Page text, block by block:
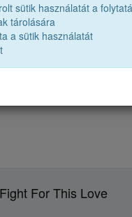
szívesen
For This Love
sütik használatát a
tárolására
a sütik használatát